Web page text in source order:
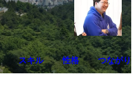
スキル 性格 つながり